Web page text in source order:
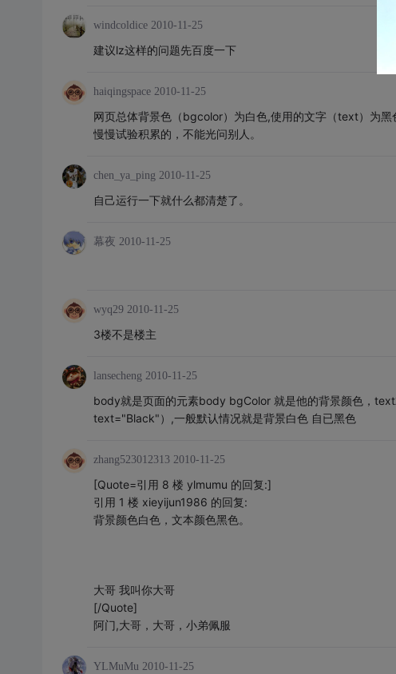
windcoldice 2010-11-25
建议lz这样的问题先百度一下
haiqingspace 2010-11-25
网页总体背景色（bgcolor）为白色,使用的文字（text）为
慢慢试验积累的，不能光问别人。
chen_ya_ping 2010-11-25
自己运行一下就什么都清楚了。
幕夜 2010-11-25
wyq29 2010-11-25
3楼不是楼主
lansecheng 2010-11-25
body就是页面的元素body bgColor 就是他的背景颜色，
text="Black"）,一般默认情况就是背景白色 自已黑色
zhang523012313 2010-11-25
[Quote=引用 8 楼 ylmumu 的回复:]
引用 1 楼 xieyijun1986 的回复:
背景颜色白色，文本颜色黑色。
大哥 我叫你大哥
[/Quote]
阿门,大哥，大哥，小弟佩服
YLMuMu 2010-11-25